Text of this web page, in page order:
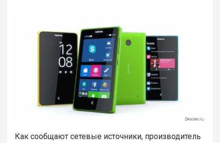
Как сообщают сетевые источники, производитель